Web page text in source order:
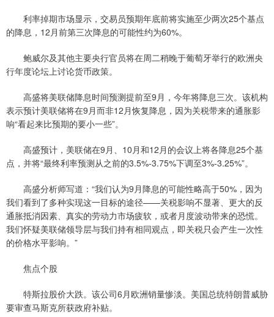
利率掉期市场显示，交易员预期年底前将实施至少两次25个基点
的降息，12月前第三次降息的可能性约为60%。
鲍威尔及其他主要央行官员将在周二稍晚于葡萄牙举行的欧洲央
行年度论坛上讨论货币政策。
高盛将美联储降息时间预测提前至9月，今年将降息三次。该机构
表示预计美联储将在9月而非12月恢复降息，因为关税带来的通胀影
响“看起来比预期的要小一些”。
高盛预计，美联储在9月、10月和12月的会议上将各降息25个基
点，并将“最终利率预测从之前的3.5%-3.75%下调至3%-3.25%”。
高盛分析师写道：“我们认为9月降息的可能性略高于50%，因为
我们看到了多种实现这一目标的途径——关税影响不显著、更大的反
通胀抵消因素、真实的劳动力市场疲软，或者月度波动带来的恐慌。
我们怀疑美联储领导层与我们持有相同观点，即关税只会产生一次性
的价格水平影响。”
焦点个股
特斯拉股价大跌。该公司6月欧洲销量惨淡。美国总统特朗普威胁
要审查马斯克所获政府补贴。